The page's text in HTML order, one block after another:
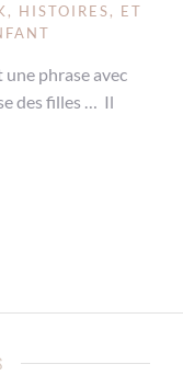
HISTOIRES, ET
une phrase avec
des filles … Il